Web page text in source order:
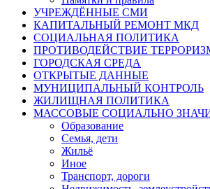
УЧРЕЖДЁННЫЕ СМИ
КАПИТАЛЬНЫЙ РЕМОНТ МКД
СОЦИАЛЬНАЯ ПОЛИТИКА
ПРОТИВОДЕЙСТВИЕ
ГОРОДСКАЯ СРЕДА
ОТКРЫТЫЕ ДАННЫЕ
МУНИЦИПАЛЬНЫЙ КОНТРОЛЬ
ЖИЛИЩНАЯ ПОЛИТИКА
МАССОВЫЕ СОЦИАЛЬНО
Образование
Семья, дети
Жильё
Иное
Транспорт, дороги